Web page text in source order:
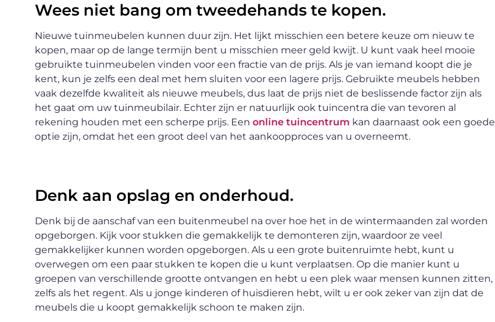
Wees niet bang om tweedehands te kopen.
Nieuwe tuinmeubelen kunnen duur zijn. Het lijkt misschien een betere keuze om nieuw te
kopen, maar op de lange termijn bent u misschien meer geld kwijt. U kunt vaak heel mooie
gebruikte tuinmeubelen vinden voor een fractie van de prijs. Als je van iemand koopt die je
kent, kun je zelfs een deal met hem sluiten voor een lagere prijs. Gebruikte meubels hebben
vaak dezelfde kwaliteit als nieuwe meubels, dus laat de prijs niet de beslissende factor zijn als
het gaat om uw tuinmeubilair. Echter zijn er natuurlijk ook tuincentra die van tevoren al
rekening houden met een scherpe prijs. Een online tuincentrum kan daarnaast ook een goede
optie zijn, omdat het een groot deel van het aankoopproces van u overneemt.
Denk aan opslag en onderhoud.
Denk bij de aanschaf van een buitenmeubel na over hoe het in de wintermaanden zal worden
opgeborgen. Kijk voor stukken die gemakkelijk te demonteren zijn, waardoor ze veel
gemakkelijker kunnen worden opgeborgen. Als u een grote buitenruimte hebt, kunt u
overwegen om een paar stukken te kopen die u kunt verplaatsen. Op die manier kunt u
groepen van verschillende grootte ontvangen en hebt u een plek waar mensen kunnen zitten,
zelfs als het regent. Als u jonge kinderen of huisdieren hebt, wilt u er ook zeker van zijn dat de
meubels die u koopt gemakkelijk schoon te maken zijn.